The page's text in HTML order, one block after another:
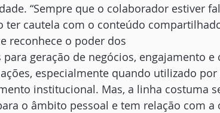
“Sempre que o colaborador estiver
ter cautela com o conteúdo
reconhece o poder dos
para geração de negócios, engajamento
especialmente quando utilizado
institucional. Mas, a linha costuma
o âmbito pessoal e tem relação com